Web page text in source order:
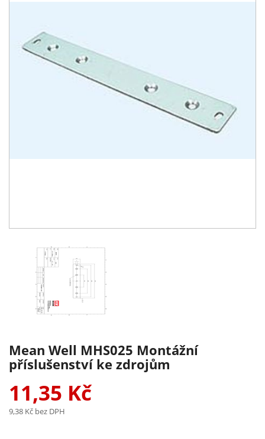
Mean Well MHS025 Montážní
příslušenství ke zdrojům
11,35 Kč
9,38 Kč bez DPH